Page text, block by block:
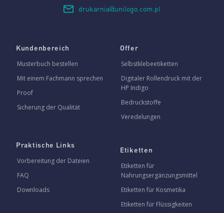
drukarnia@unilogo.com.pl
Kundenbereich
Musterbuch bestellen
Mit einem Fachmann sprechen
Proof
Sicherung der Qualität
Praktische Links
Vorbereitung der Dateien
FAQ
Downloads
Offer
Selbstklebeetiketten
Digitaler Rollendruck mit der
HP Indigo
Bedruckstoffe
Veredelungen
Etiketten
Etiketten für
Nahrungsergänzungsmittel
Etiketten für Kosmetika
Etiketten für Flüssigkeiten